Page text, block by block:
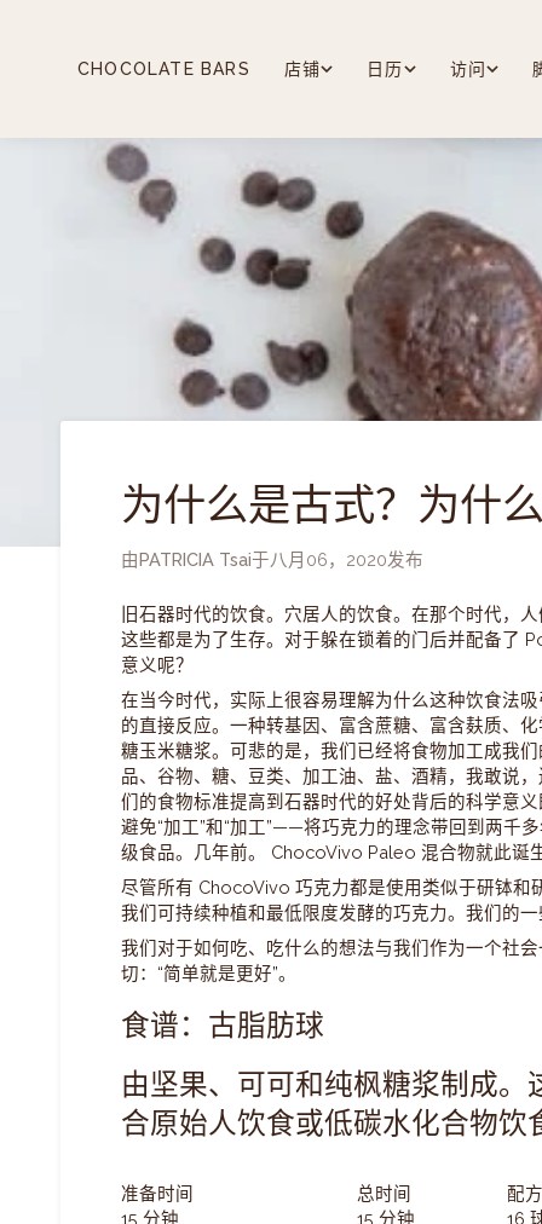
CHOCOLATE BARS 店铺 日历 访问
为什么是古式？为什
由PATRICIA Tsai于八月06，2020发布
旧石器时代的饮食。穴居人的饮食。在那个时代
这些都是为了生存。对于躲在锁着的门后并配备了
意义呢？
在当今时代，实际上很容易理解为什么这种饮食法
的直接反应。一种转基因、富含蔗糖、富含麸质、
糖玉米糖浆。可悲的是，我们已经将食物加工成我
品、谷物、糖、豆类、加工油、盐、酒精，我敢说
们的食物标准提高到石器时代的好处背后的科学意
避免“加工”和“加工”——将巧克力的理念带回到两千
级食品。几年前。 ChocoVivo Paleo 混合物就此诞
尽管所有 ChocoVivo 巧克力都是使用类似于研钵
我们可持续种植和最低限度发酵的巧克力。我们的
我们对于如何吃、吃什么的想法与我们作为一个社
切：“简单就是更好”。
食谱：古脂肪球
由坚果、可可和纯枫糖浆制成
合原始人饮食或低碳水化合物饮
准备时间
15 分钟
总时间
15 分钟
配
16